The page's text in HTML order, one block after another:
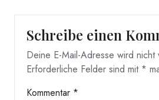
Schreibe einen
Deine E-Mail-Adresse wird nicht
Erforderliche Felder sind mit *
Kommentar *